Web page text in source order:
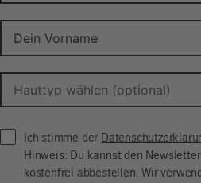
Ich stimme der
Hinweis: Du kannst den
kostenfrei abbestellen. Wir